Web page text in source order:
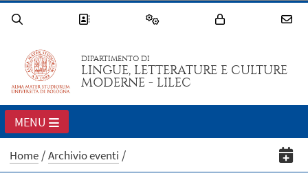
DIPARTIMENTO DI
LINGUE, LETTERATURE E CULTURE
MODERNE - LILEC
MENU
Home Archivio eventi